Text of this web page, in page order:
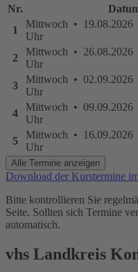
Nr.
1
Mittwoch • 19.08.2026
Uhr
2
Mittwoch • 26.08.2026
Uhr
3
Mittwoch • 02.09.2026
Uhr
4
Mittwoch • 09.09.2026
Uhr
5
Mittwoch • 16.09.2026
Uhr
Alle Termine anzeigen
Download der Kurstermine
Bitte kontrollieren Sie
Seite. Sollten sich Termine
automatisch.
vhs Landkreis